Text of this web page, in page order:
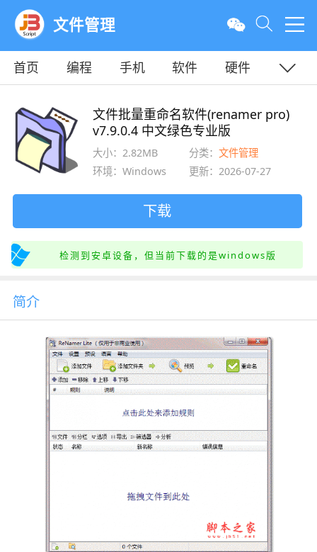
文件管理
首页 编程 手机 软件
硬件
文件批量重命名软件(renamer pro)
v7.9.0.4 中文绿色专业版
大小：2.82MB 分类：文件管理
环境：Windows
更新：2026-07-27
下载
检测到安卓设备，但当前下载的是windows版
简介